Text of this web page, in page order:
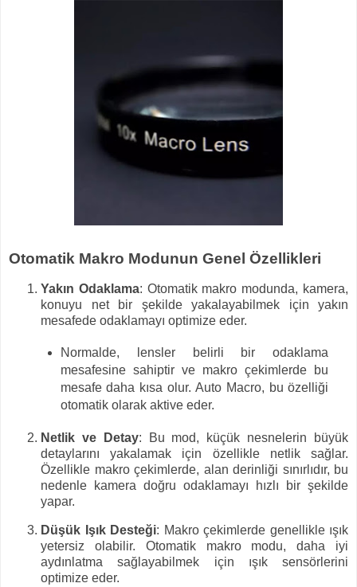
Otomatik Makro Modunun Genel Özellikleri
Yakın Odaklama: Otomatik makro modunda, kamera,
konuyu net bir şekilde yakalayabilmek için yakın
mesafede odaklamayı optimize eder.
Normalde, lensler belirli bir odaklama
mesafesine sahiptir ve makro çekimlerde bu
mesafe daha kısa olur. Auto Macro, bu özelliği
otomatik olarak aktive eder.
Netlik ve Detay: Bu mod, küçük nesnelerin büyük
detaylarını yakalamak için özellikle netlik sağlar.
Özellikle makro çekimlerde, alan derinliği sınırlıdır, bu
nedenle kamera doğru odaklamayı hızlı bir şekilde
yapar.
Düşük Işık Desteği: Makro çekimlerde genellikle ışık
yetersiz olabilir. Otomatik makro modu, daha iyi
aydınlatma sağlayabilmek için ışık sensörlerini
optimize eder.